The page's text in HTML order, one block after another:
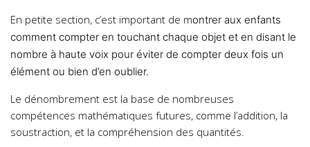
En petite section, c’est important de montrer aux enfants
comment compter en touchant chaque objet et en disant le
nombre à haute voix pour éviter de compter deux fois un
élément ou bien d’en oublier.
Le dénombrement est la base de nombreuses
compétences mathématiques futures, comme l’addition, la
soustraction, et la compréhension des quantités.